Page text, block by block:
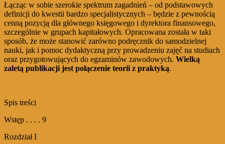
Łącząc w sobie szerokie spektrum zagadnień – od podstawowych
definicji do kwestii bardzo specjalistycznych – będzie z pewnością
cenną pozycją dla głównego księgowego i dyrektora finansowego,
szczególnie w grupach kapitałowych. Opracowana została w taki
sposób, że może stanowić zarówno podręcznik do samodzielnej
nauki, jak i pomoc dydaktyczną przy prowadzeniu zajęć na studiach
oraz przygotowujących do egzaminów zawodowych. Wielką
zaletą publikacji jest połączenie teorii z praktyką.
Spis treści
Wstęp . . . . 9
Rozdział I